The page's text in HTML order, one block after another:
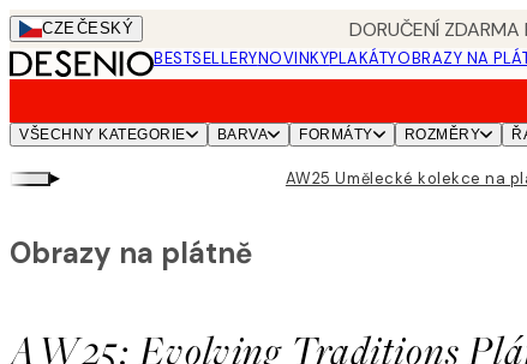
Skip
to
main
CZEČESKÝ DORUČENÍ
BESTSELLERYNOVINKYPLAKÁTYOBRAZY NA
VŠECHNY KATEGORIE BARVA FORMÁTY ROZMĚRY
▸ AW25 Umělecké kolekce na
AW25: Evolving Traditions
Obrazy na plátně